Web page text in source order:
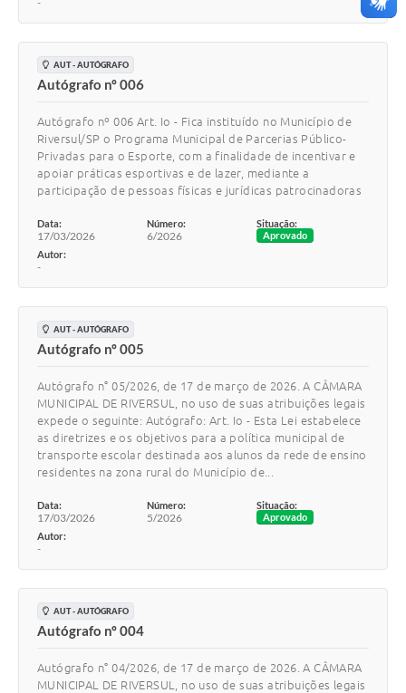
AUT - AUTÓGRAFO
Autógrafo nº 006
Autógrafo nº 006 Art. Io - Fica instituído no Município de
Riversul/SP o Programa Municipal de Parcerias Público-
Privadas para o Esporte, com a finalidade de incentivar e
apoiar práticas esportivas e de lazer, mediante a
participação de pessoas físicas e jurídicas patrocinadoras
Data:
17/03/2026
Número:
6/2026
Situação:
Aprovado
Autor:
-
AUT - AUTÓGRAFO
Autógrafo nº 005
Autógrafo n° 05/2026, de 17 de março de 2026. A CÂMARA
MUNICIPAL DE RIVERSUL, no uso de suas atribuições legais
expede o seguinte: Autógrafo: Art. Io - Esta Lei estabelece
as diretrizes e os objetivos para a política municipal de
transporte escolar destinada aos alunos da rede de ensino
residentes na zona rural do Município de...
Data:
17/03/2026
Número:
5/2026
Situação:
Aprovado
Autor:
-
AUT - AUTÓGRAFO
Autógrafo nº 004
Autógrafo n° 04/2026, de 17 de março de 2026. A CÂMARA
MUNICIPAL DE RIVERSUL, no uso de suas atribuições legais